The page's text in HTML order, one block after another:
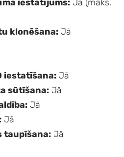
iestatījums: Jā (maks.
klonēšana: Jā
iestatīšana: Jā
sūtīšana: Jā
Jā
Jā
taupīšana: Jā